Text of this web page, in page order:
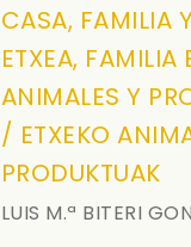
CASA, FAMILIA
ETXEA,
ANIMALES Y
/ ETXEKO
PRODUKTUAK
LUIS M.ª BITERI